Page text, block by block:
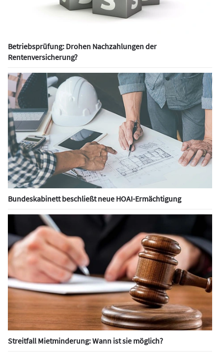
Betriebsprüfung: Drohen Nachzahlungen der
Rentenversicherung?
Bundeskabinett beschließt neue HOAI-Ermächtigung
Streitfall Mietminderung: Wann ist sie möglich?